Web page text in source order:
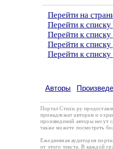
Перейти на
Перейти к списку
Перейти к
Перейти к
Перейти к
Авторы
Портал Стихи.ру
принадлежат авторам и
произведений авторы несут
также можете посмотреть
Ежедневная аудитория
от этого текста. В каждой